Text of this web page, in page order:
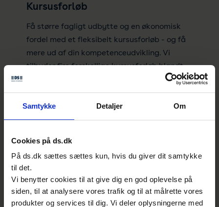
Samtykke Detaljer Om
Cookies på ds.dk
På ds.dk sættes sættes kun, hvis du giver dit samtykke
til det.
Vi benytter cookies til at give dig en god oplevelse på
siden, til at analysere vores trafik og til at målrette vores
produkter og services til dig. Vi deler oplysningerne med
Kursusforløb
Få større fagligt udbytte og en økonomisk
fordel med et fleksibelt kursusforløb - og få
mere ud af din kompetenceudvikling. Vi
tilbyder fire forskellige kursusforløb blandt
andet indenfor ISO 9001, ISO 14001 og ISO
27001.
PECB e-læring- og selvstudiekurser
Tag et e-lærings- eller selvstudiekursus i fx